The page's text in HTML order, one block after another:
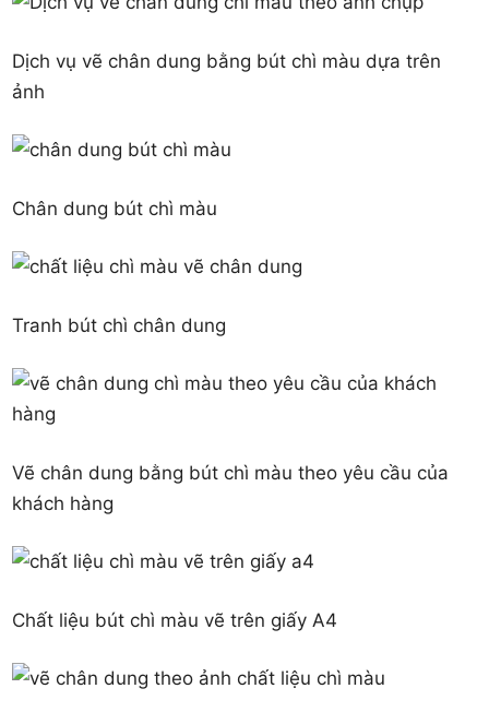
Dịch vụ vẽ chân dung bằng bút chì màu dựa trên
ảnh
Chân dung bút chì màu
Tranh bút chì chân dung
Vẽ chân dung bằng bút chì màu theo yêu cầu của
khách hàng
Chất liệu bút chì màu vẽ trên giấy A4